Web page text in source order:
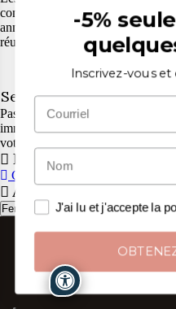
confectionnés avec nos propres
année des tonnes de plastique à
réutiliser.
Service Client
Pas de chatbot, mais de vraies
immédiatement. Contactez nos
votre commande, du lundi au
Panier
CONTINUER
Attention
Fermer
-5%
Inscrivez-vous
J'ai lu et j'accepte la